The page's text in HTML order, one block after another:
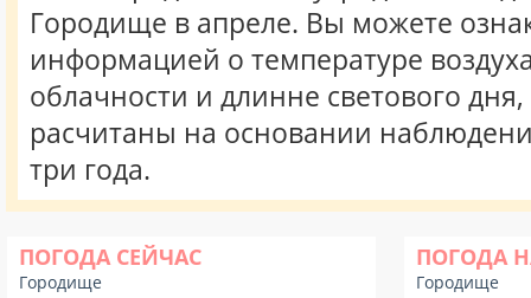
Городище в апреле. Вы можете
информацией о температуре
облачности и длинне светового
расчитаны на основании
три года.
ПОГОДА СЕЙЧАС
Городище
ПОГОДА
Городище